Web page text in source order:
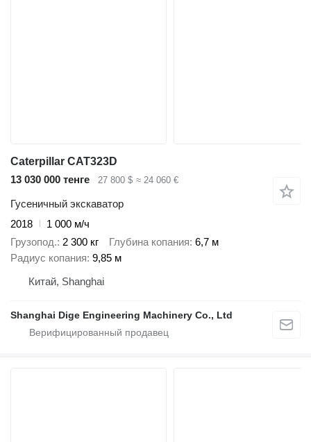
Caterpillar CAT323D
13 030 000 тенге
27 800 $ ≈ 24 060 €
Гусеничный экскаватор
2018
1 000 м/ч
Грузопод. 2 300 кг Глубина копания 6,7 м
Радиус копания 9,85 м
Китай, Shanghai
Shanghai Dige Engineering Machinery Co., Ltd